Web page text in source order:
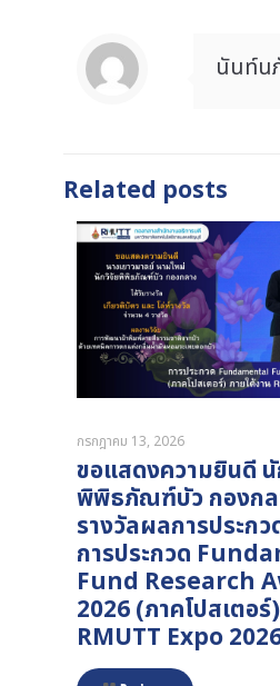
นันท์น
Related posts
กรกฎาคม 13, 2026
ขอแสดงความยินดี
พิพิธภัณฑ์บัว กองกล
รางวัลผลการประกว
การประกวด
Fund Research
2026 (ภาคโปสเตอร์
RMUTT Expo